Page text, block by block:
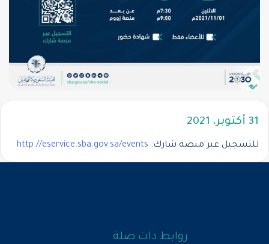
للتسجيل عبر منصة شارك:http://eservice.sba.gov.sa/events
روابط ذات صلة